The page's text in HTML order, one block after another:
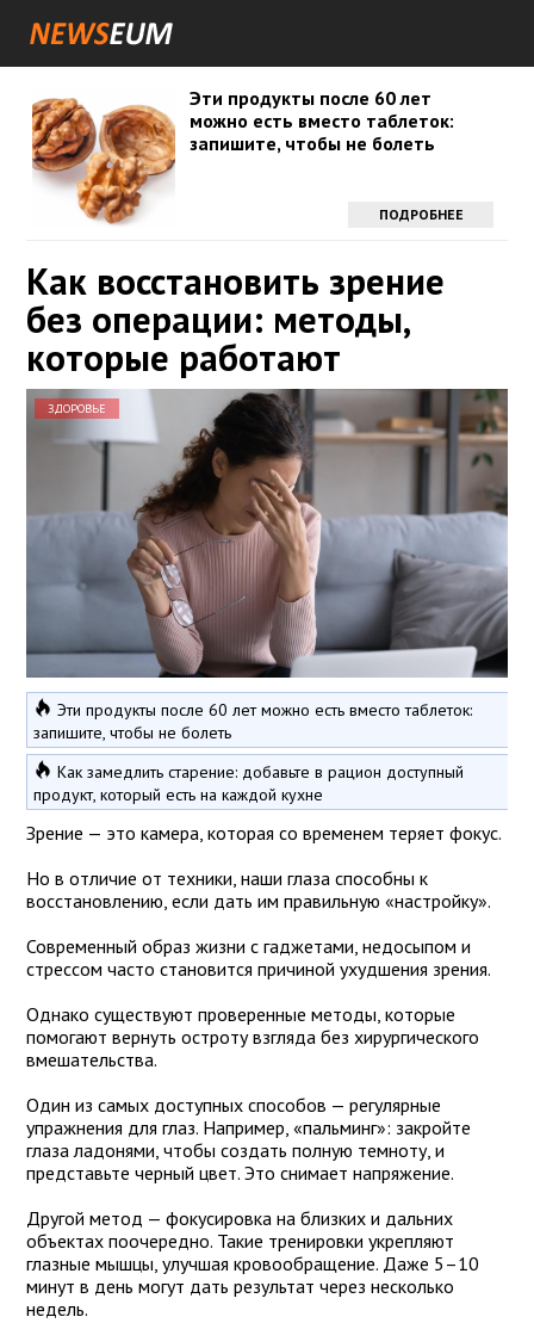
Эти продукты после 60 лет
можно есть вместо таблеток:
запишите, чтобы не болеть
ПОДРОБНЕЕ
Как восстановить зрение
без операции: методы,
которые работают
ЗДОРОВЬЕ
Эти продукты после 60 лет можно есть вместо таблеток:
запишите, чтобы не болеть
Как замедлить старение: добавьте в рацион доступный
продукт, который есть на каждой кухне
Зрение — это камера, которая со временем теряет фокус.
Но в отличие от техники, наши глаза способны к
восстановлению, если дать им правильную «настройку».
Современный образ жизни с гаджетами, недосыпом и
стрессом часто становится причиной ухудшения зрения.
Однако существуют проверенные методы, которые
помогают вернуть остроту взгляда без хирургического
вмешательства.
Один из самых доступных способов — регулярные
упражнения для глаз. Например, «пальминг»: закройте
глаза ладонями, чтобы создать полную темноту, и
представьте черный цвет. Это снимает напряжение.
Другой метод — фокусировка на близких и дальних
объектах поочередно. Такие тренировки укрепляют
глазные мышцы, улучшая кровообращение. Даже 5–10
минут в день могут дать результат через несколько
недель.